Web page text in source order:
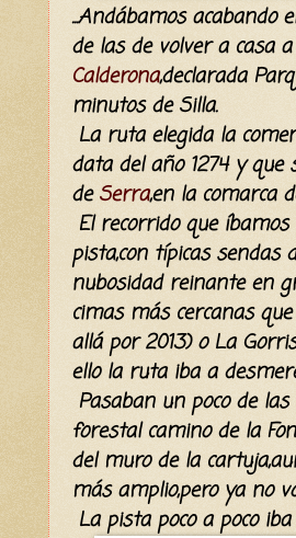
...Andábamos
de las de volver a casa
Calderona,declarada
minutos de Silla.
La ruta elegida la
data del año 1274 y
deSerra,en la comarca
El recorrido que
pista,con típicas sendas
nubosidad reinante en
cimas más cercanas
allá por 2013) o La
ello la ruta iba a
Pasaban un poco de
forestal camino de la
del muro de la
más amplio,pero ya no
La pista poco a poco iba